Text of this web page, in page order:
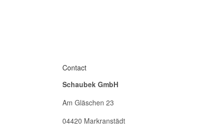
Contact
Schaubek GmbH
Am Gläschen 23
04420 Markranstädt